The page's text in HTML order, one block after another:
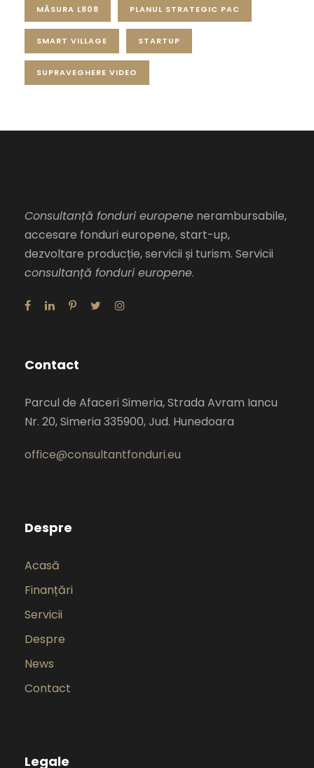
MĂSURA L808 PLANUL STRATEGIC PAC
SMART VILLAGE STARTUP
SUPRAVEGHERE VIDEO
Consultanță fonduri europene nerambursabile,
accesare fonduri europene, start-up,
dezvoltare producție, servicii și turism. Servicii
consultanță fonduri europene.
Contact
Parcul de Afaceri Simeria, Strada Avram Iancu
Nr. 20, Simeria 335900, Jud. Hunedoara
office@consultantfonduri.eu
Despre
Acasă
Finanțări
Servicii
Despre
News
Contact
Legale